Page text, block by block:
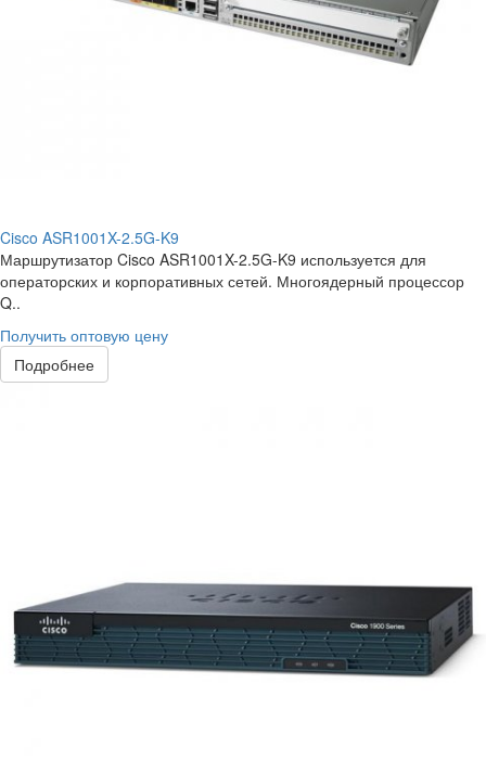
Cisco ASR1001X-2.5G-K9
Маршрутизатор Cisco ASR1001X-2.5G-K9 используется для
операторских и корпоративных сетей. Многоядерный процессор
Q..
Получить оптовую цену
Подробнее